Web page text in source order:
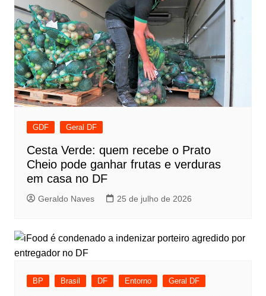
GDF Geral DF
Cesta Verde: quem recebe o Prato
Cheio pode ganhar frutas e verduras
em casa no DF
Geraldo Naves 25 de julho de 2026
BP Brasil DF Entorno Geral DF